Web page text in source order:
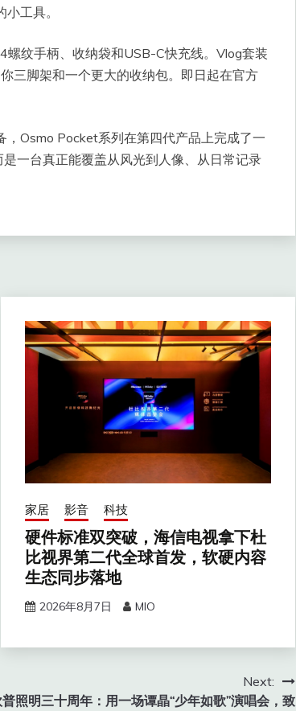
工具。
纹手柄、收纳袋和USB-C快充线。Vlog套装
三脚架和一个更大的收纳包。即日起在官方
Osmo Pocket系列在第四代产品上完成了一
一台真正能覆盖从风光到人像、从日常记录
家居 影音 科技
硬件标准双突破，海信电视拿下杜
比视界第二代全球首发，软硬内容
生态同步落地
2026年8月7日 MIO
Next:
普照明三十周年：用一场谭晶“少年如歌”演唱会，致